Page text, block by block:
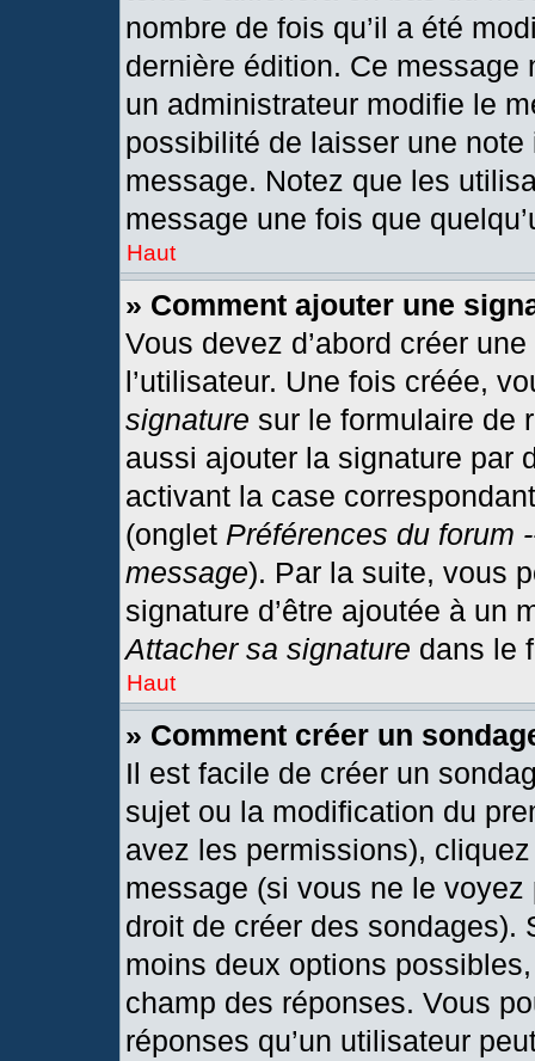
nombre de fois qu’il a été
dernière édition. Ce message
un administrateur modifie le
possibilité de laisser une
message. Notez que les
message une fois que
Haut
» Comment ajouter une
Vous devez d’abord créer
l’utilisateur. Une fois créée,
signature sur le formulaire de
aussi ajouter la signature par
activant la case
(onglet Préférences du forum
message). Par la suite, vous
signature d’être ajoutée à un
Attacher sa signature dans le
Haut
» Comment créer un
Il est facile de créer un
sujet ou la modification du
avez les permissions),
message (si vous ne le
droit de créer des sondages).
moins deux options
champ des réponses. Vous
réponses qu’un utilisateur